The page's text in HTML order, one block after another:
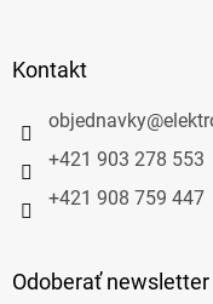
Kontakt
objednavky@
+421 903 278 553
+421 908 759 447
Odoberať newsletter